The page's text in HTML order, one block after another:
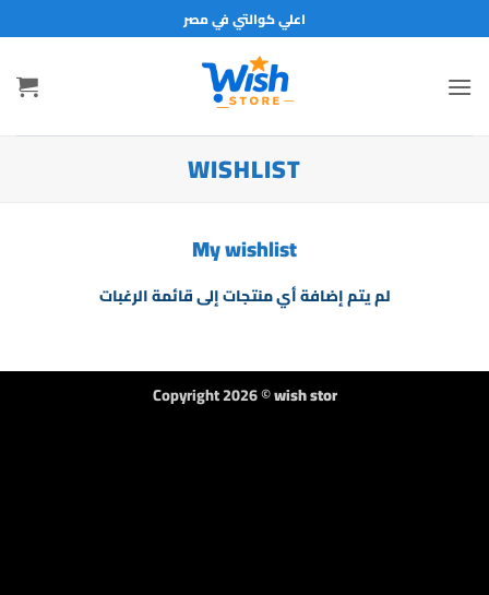
للمحتوى
اعلي كوالتي في مصر
WISHLIST
My wishlist
لم يتم إضافة أي منتجات إلى قائمة الرغبات
Copyright 2026 ©wish stor